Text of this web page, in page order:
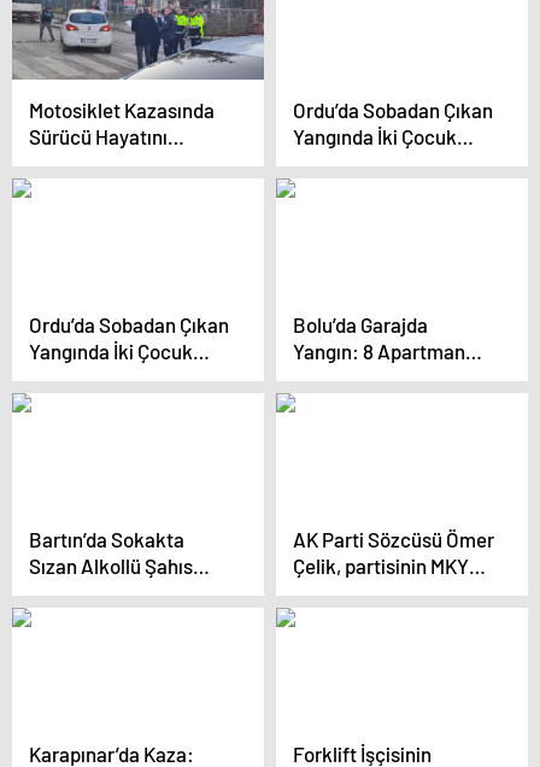
Motosiklet Kazasında
Sürücü Hayatını
Kaybetti
Ordu’da Sobadan Çıkan
Yangında İki Çocuk
Yaralandı
Ordu’da Sobadan Çıkan
Yangında İki Çocuk
Yaralandı
Bolu’da Garajda
Yangın: 8 Apartman
Sakini Tahliye Edildi
Bartın’da Sokakta
Sızan Alkollü Şahıs
Hastaneye Kaldırıldı
AK Parti Sözcüsü Ömer
Çelik, partisinin MKYK
gündemine ilişkin
açıklamalarda
Karapınar’da Kaza:
Forklift İşçisinin